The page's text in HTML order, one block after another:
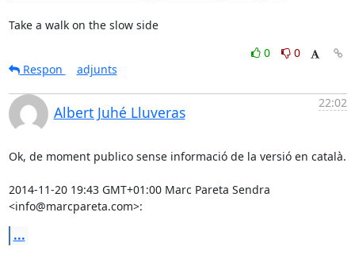
Take a walk on the slow side
0
0
Respon
adjunts
Albert Juhé Lluveras
22:02
Ok, de moment publico sense informació de la versió en català.
2014-11-20 19:43 GMT+01:00 Marc Pareta Sendra
<info@marcpareta.com>:
...